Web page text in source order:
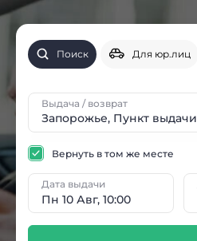
Поиск Для юр.лиц
Выдача / возврат
Пн 10 Авг, 10:00
Дата выдачи
Вернуть в том же месте